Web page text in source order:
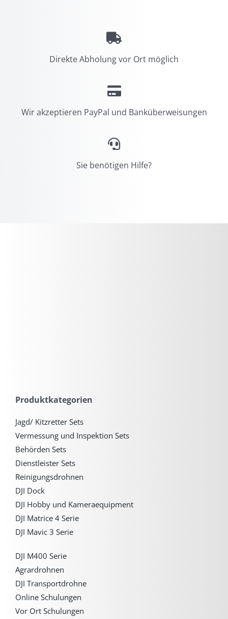
Direkte Abholung vor Ort möglich
Wir akzeptieren PayPal und Banküberweisungen
Sie benötigen Hilfe?
Produktkategorien
Jagd/ Kitzretter Sets
Vermessung und Inspektion Sets
Behörden Sets
Dienstleister Sets
Reinigungsdrohnen
DJI Dock
DJI Hobby und Kameraequipment
DJI Matrice 4 Serie
DJI Mavic 3 Serie
DJI M400 Serie
Agrardrohnen
DJI Transportdrohne
Online Schulungen
Vor Ort Schulungen